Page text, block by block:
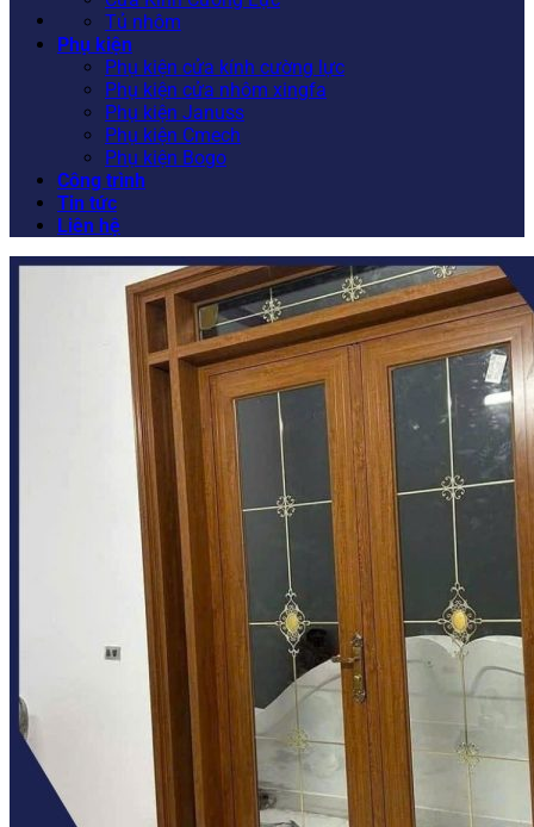
Tủ nhôm
Phụ kiện
Phụ kiện cửa kính cường lực
Phụ kiện cửa nhôm xingfa
Phụ kiện Januss
Phụ kiện Cmech
Phụ kiện Bogo
Công trình
Tin tức
Liên hệ